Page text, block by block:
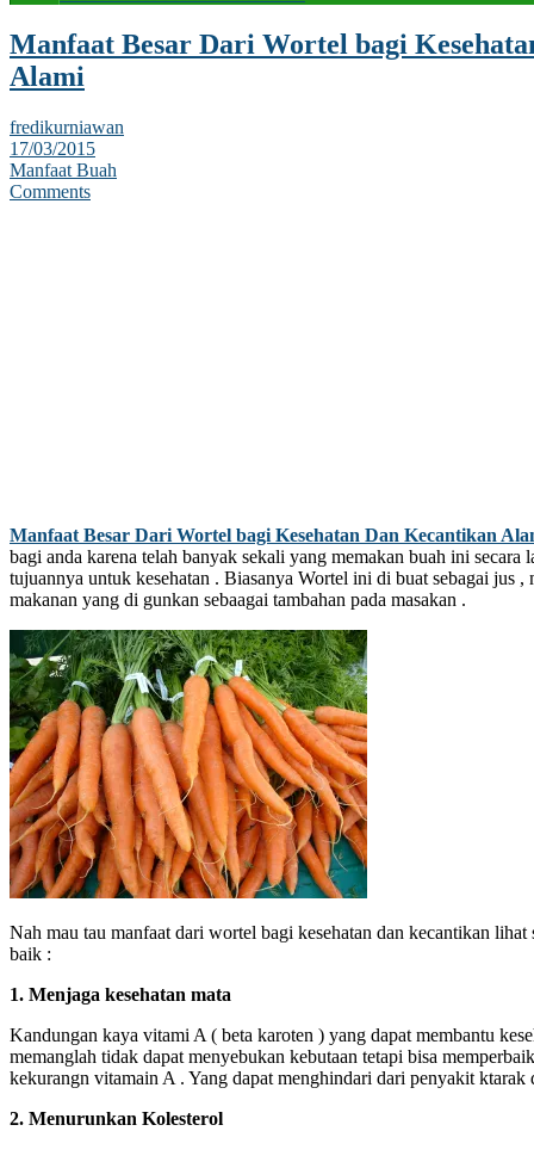
Manfaat Besar Dari Wortel bagi
Alami
fredikurniawan
17/03/2015
Manfaat Buah
Comments
Manfaat Besar Dari Wortel bagi Kesehatan Dan Kecantikan
bagi anda karena telah banyak sekali yang memakan buah ini secara
tujuannya untuk kesehatan . Biasanya Wortel ini di buat sebagai jus ,
makanan yang di gunkan sebaagai tambahan pada masakan .
Nah mau tau manfaat dari wortel bagi kesehatan dan kecantikan
baik :
1. Menjaga kesehatan mata
Kandungan kaya vitami A ( beta karoten ) yang dapat membantu
memanglah tidak dapat menyebukan kebutaan tetapi bisa
kekurangn vitamain A . Yang dapat menghindari dari penyakit ktarak
2. Menurunkan Kolesterol